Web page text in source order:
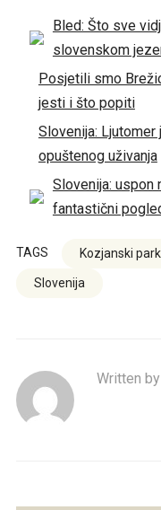
Bled: Što sve
slovenskom
Posjetili smo
jesti i što popiti
Slovenija:
opuštenog uživanja
Slovenija: uspon
fantastični
TAGS Kozjanski park
Slovenija
Written by